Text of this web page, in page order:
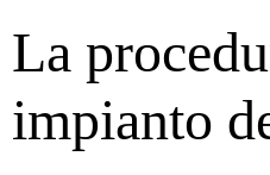
La
impianto